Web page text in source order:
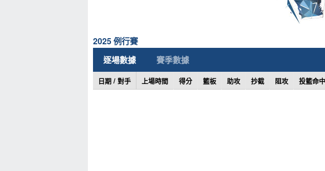
2025 例行賽
逐場數據
賽季數據
日期 / 對手 上場時間 得分 籃板 助攻 抄截 阻攻 投籃命中